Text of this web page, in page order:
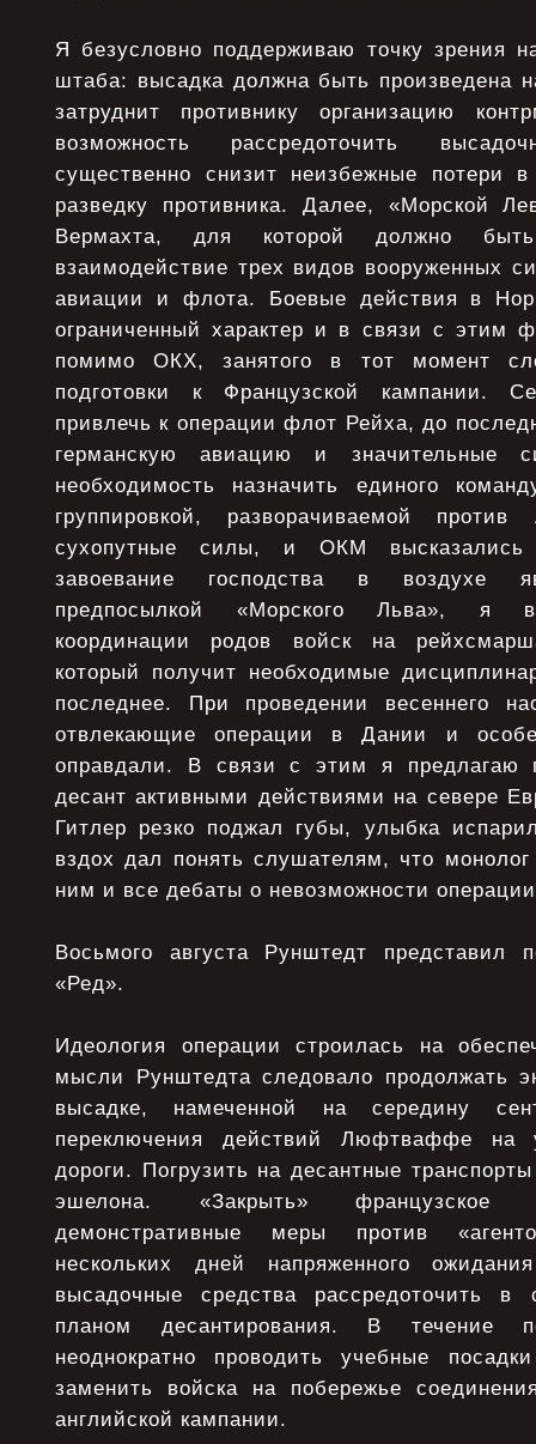
Я безусловно поддерживаю точку зрения
штаба: высадка должна быть произведена
затруднит противнику организацию
возможность рассредоточить
существенно снизит неизбежные потери
разведку противника. Далее, «Морской
Вермахта, для которой должно быть
взаимодействие трех видов вооруженных
авиации и флота. Боевые действия в
ограниченный характер и в связи с этим
помимо ОКХ, занятого в тот момент
подготовки к Французской кампании.
привлечь к операции флот Рейха, до
германскую авиацию и значительные
необходимость назначить единого
группировкой, разворачиваемой
сухопутные силы, и ОКМ
завоевание господства в воздухе
предпосылкой «Морского Льва», я
координации родов войск на
который получит необходимые
последнее. При проведении весеннего
отвлекающие операции в Дании и
оправдали. В связи с этим я предлагаю
десант активными действиями на севере
Гитлер резко поджал губы, улыбка
вздох дал понять слушателям, что
ним и все дебаты о невозможности
Восьмого августа Рунштедт представил
«Ред».
Идеология операции строилась на
мысли Рунштедта следовало продолжать
высадке, намеченной на середину
переключения действий Люфтваффе на
дороги. Погрузить на десантные
эшелона. «Закрыть» французское
демонстративные меры против
нескольких дней напряженного
высадочные средства рассредоточить в
планом десантирования. В течение
неоднократно проводить учебные
заменить войска на побережье
английской кампании.